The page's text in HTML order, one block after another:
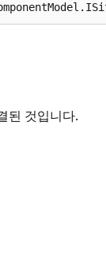
된 것입니다.